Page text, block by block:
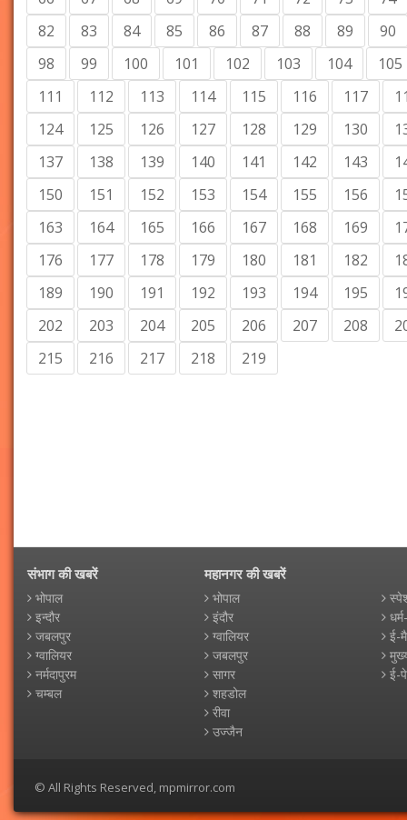
82
83 84 85 86 87 88 89
90
98
99 100 101 102 103 104
105
111
112 113 114 115 116 117
124
125 126 127 128 129 130
137
138 139 140 141 142 143
150
151 152 153 154 155 156
163
164 165 166 167 168 169
176
177 178 179 180 181 182
189
190 191 192 193 194 195
202
203 204 205 206 207 208
215
216 217 218 219
संभाग की खबरें
भोपाल
इन्दौर
जबलपुर
ग्वालियर
नर्मदापुरम
चम्बल
महानगर की खबरें
भोपाल
इंदौर
ग्वालियर
जबलपुर
सागर
शहडोल
रीवा
उज्जैन
ई-
ई-
© All Rights Reserved, mpmirror.com